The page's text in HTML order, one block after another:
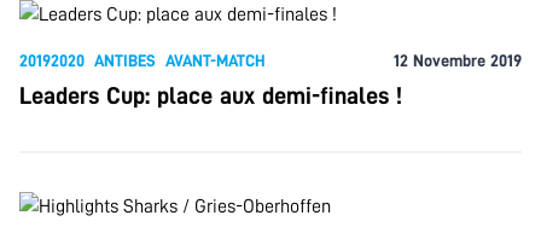
20192020 ANTIBES AVANT-MATCH 12 Novembre 2019
Leaders Cup: place aux demi-finales !